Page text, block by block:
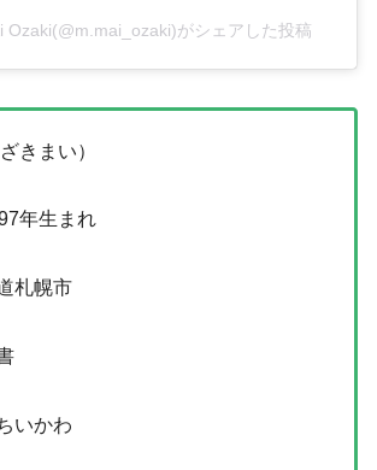
Ozaki(@m.mai_ozaki)がシェアした投稿
きまい）
年生まれ
札幌市
いかわ